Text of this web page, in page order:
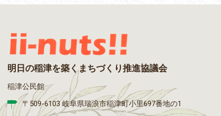
明日の稲津を築くまちづくり推進協議会
稲津公民館
〒509-6103 岐阜県瑞浪市稲津町小里697番地の1